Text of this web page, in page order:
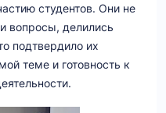
студентов. Они не
вопросы, делились
подтвердило их
теме и готовность к